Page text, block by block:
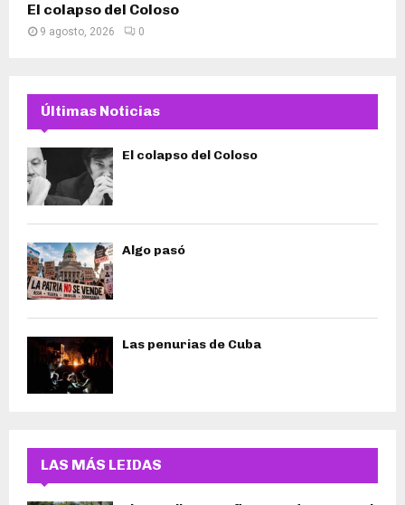
El colapso del Coloso
9 agosto, 2026 0
Últimas Noticias
El colapso del Coloso
Algo pasó
Las penurias de Cuba
LAS MÁS LEIDAS